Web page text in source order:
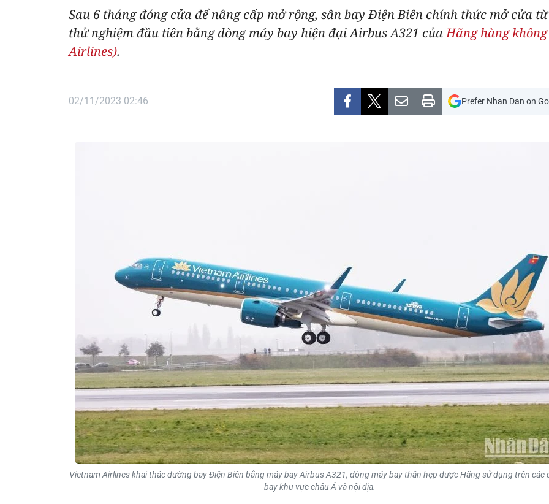
Sau 6 tháng đóng cửa để nâng cấp mở rộng, sân bay Điện Biên chính thức mở cửa
thử nghiệm đầu tiên bằng dòng máy bay hiện đại Airbus A321 củaHãng hàng
Airlines).
02/11/2023 02:46 Prefer Nhan Dan on
Vietnam Airlines khai thác đường bay Điện Biên bằng máy bay Airbus A321, dòng máy bay thân hẹp được Hãng sử dụng trên các
bay khu vực châu Á và nội địa.